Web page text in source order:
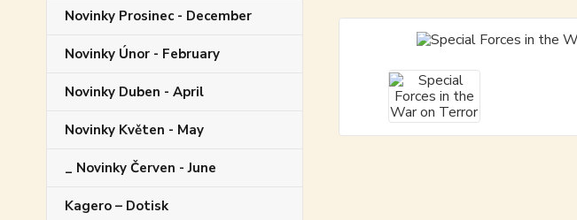
Novinky Prosinec - December
Novinky Únor - February
Novinky Duben - April
Novinky Květen - May
_ Novinky Červen - June
Kagero – Dotisk